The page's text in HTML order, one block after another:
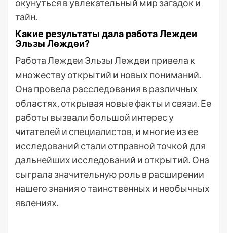
окунуться в увлекательный мир загадок и
тайн.
Какие результаты дала работа Леждеи
Эльзы Леждеи?
Работа Леждеи Эльзы Леждеи привела к
множеству открытий и новых пониманий.
Она провела расследования в различных
областях, открывая новые факты и связи. Ее
работы вызвали большой интерес у
читателей и специалистов, и многие из ее
исследований стали отправной точкой для
дальнейших исследований и открытий. Она
сыграла значительную роль в расширении
нашего знания о таинственных и необычных
явлениях.